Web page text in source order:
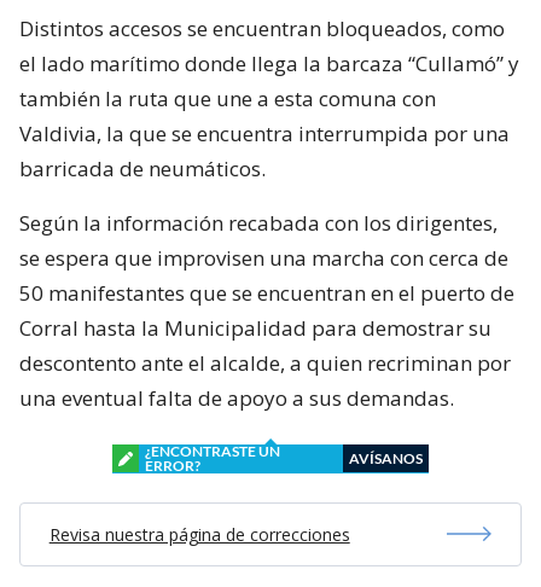
Distintos accesos se encuentran bloqueados, como
el lado marítimo donde llega la barcaza “Cullamó” y
también la ruta que une a esta comuna con
Valdivia, la que se encuentra interrumpida por una
barricada de neumáticos.
Según la información recabada con los dirigentes,
se espera que improvisen una marcha con cerca de
50 manifestantes que se encuentran en el puerto de
Corral hasta la Municipalidad para demostrar su
descontento ante el alcalde, a quien recriminan por
una eventual falta de apoyo a sus demandas.
¿ENCONTRASTE UN
ERROR?
AVÍSANOS
Revisa nuestra página de correcciones